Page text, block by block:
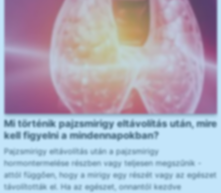
Mi történik pajzsmirigy eltávolítás után, mire
kell figyelni a mindennapokban?
Pajzsmirigy eltávolítás után a pajzsmirigy
hormontermelése részben vagy teljesen megszűnik -
attól függően, hogy a mirigy egy részét vagy az egészet
távolították el. Ha az egészet, onnantól kezdve